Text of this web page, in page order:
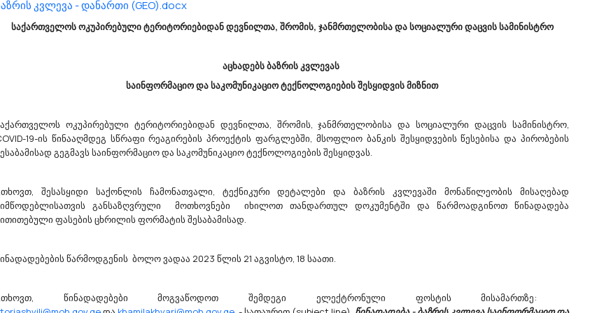
სამეურნეო
დღესასწაული ,,დედოფლისწყაროობა“
Კვლევას
07/07/2026
კვლევას
კუთვნილ
სამუშაოების
შესყიდვის
Შპს ,,საქაერონავიგაცია“
Აცხადებს Ბაზრის Კვლევას
31100000 - ელექტროძრავები, გენერატორები
07/07/2026
,,საქაერონავიგაცია“ (ს/ნ208144051)
წყაროების (თანმდევი მონტაჟით)
შესყიდვის სავარაუდო ღირებულების
Სსიპ Ბათუმის Სახელმწიფო
Მუსიკალური Ცენტრი
07/07/2026
არსებული პოტენციური მიმწოდებლების
კვლევა - დანართი (GEO).docx
საქართველოს ოკუპირებული ტერიტორიებიდან დევნილთა, შრომის, ჯანმრთელობისა და სოციალური დაცვის სამინისტრო
აცხადებს ბაზრის კვლევას
საინფორმაციო და საკომუნიკაციო ტექნოლოგიების შესყიდვის მიზნით
ოკუპირებული ტერიტორიებიდან დევნილთა, შრომის, ჯანმრთელობისა და სოციალური დაცვის სამინისტრო,
19-ის წინააღმდეგ სწრაფი რეაგირების პროექტის ფარგლებში, მსოფლიო ბანკის შესყიდვების წესებისა და პირობების
გეგმავს საინფორმაციო და საკომუნიკაციო ტექნოლოგიების შესყიდვას.
შესასყიდი საქონლის ჩამონათვალი, ტექნიკური დეტალები და ბაზრის კვლევაში მონაწილეობის მისაღებად
განსაზღვრული მოთხოვნები იხილოთ თანდართულ დოკუმენტში და წარმოადგინოთ წინადადება
ფასების ცხრილის ფორმატის შესაბამისად.
წარმოდგენის ბოლო ვადაა 2023 წლის 21 აგვისტო, 18 საათი.
წინადადებები მოგვაწოდოთ შემდეგი ელექტრონული ფოსტის მისამართზე: